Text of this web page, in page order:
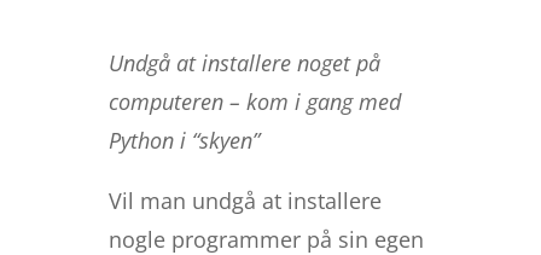
Undgå at installere noget på
computeren – kom i gang med
Python i “skyen”
Vil man undgå at installere
nogle programmer på sin egen